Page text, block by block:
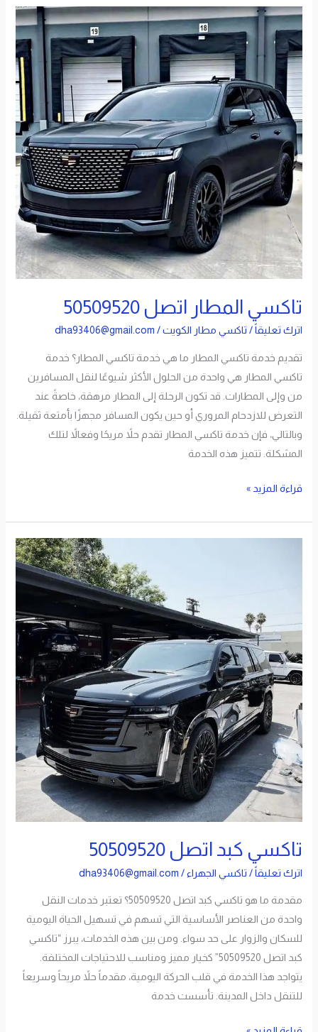
تاكسي المطار اتصل 50509520
اترك تعليقاً / تاكسي مطار الكويت/
dha93406@gmail.com
تقديم خدمة تاكسي المطار ما هي خدمة تاكسي المطار؟ خدمة
تاكسي المطار هي واحدة من الحلول الأكثر شيوعًا لنقل المسافرين
من وإلى المطارات. قد تكون الرحلة إلى المطار مرهقة، خاصةً عند
التعرض للازدحام المروري أو حين يكون المسافر مجهزًا بأمتعة ثقيلة.
وبالتالي، فإن خدمة تاكسي المطار تقدم حلاً مريحًا وفعالاً لتلك
المشكلة. تتميز هذه الخدمة
تاكسي
المطار
اتصل
50509520
قراءة المزيد »
تاكسي كبد اتصل 50509520
اترك تعليقاً / تاكسي الجهراء/
dha93406@gmail.com
مقدمة ما هو تاكسي كبد اتصل 50509520؟ تعتبر خدمات النقل
واحدة من العناصر الأساسية التي تسهم في تسهيل الحياة اليومية
للسكان والزوار على حد سواء. ومن بين هذه الخدمات، يبرز “تاكسي
كبد اتصل 50509520” كخيار مميز ومناسب للاحتياجات المختلفة.
يتواجد هذا الخدمة في قلب الحركة اليومية، مقدماً حلاً مريحاً وسريعاً
للتنقل داخل المدينة. تأسست خدمة